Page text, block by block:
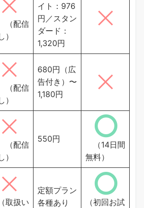
配信
）
イト：976
円／スタン
ダード：
1,320円
配信
）
680円（広
告付き）〜
1,180円
配信
）
550円
（14日間
無料）
取扱い
定額プラン
各種あり
（初回お試